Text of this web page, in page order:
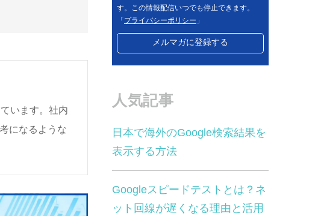
います。社内
になるような
す。この情報配信いつでも停止できます。
「 プライバシーポリシー 」
人気記事
日本で海外のGoogle検索結果を
表示する方法
Googleスピードテストとは？ネ
ット回線が遅くなる理由と活用